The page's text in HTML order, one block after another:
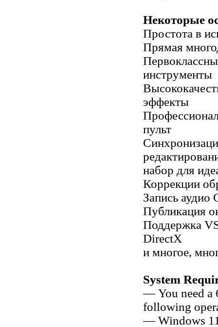
Некоторые
Простота в
Прямая
инструменты
эффекты
пульт
набор для
Коррекции
Запись аудио
Публикация
Поддержка
DirectX
и многое,
System
— You need a
following
— Windows